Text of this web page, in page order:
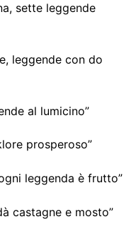
sette leggende
leggende con do
al lumicino”
prosperoso”
leggenda è frutto”
castagne e mosto”